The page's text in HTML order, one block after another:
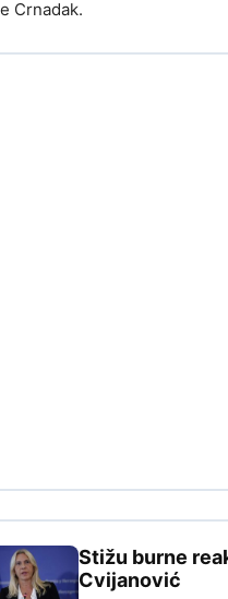
Crnadak.
Stižu burne
Cvijanović